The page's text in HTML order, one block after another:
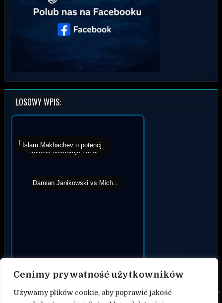
Cenimy prywatność użytkowników
Używamy plików cookie, aby poprawić jakość
LOSOWY WPIS:
Kołecki nokautuje Łazar...
Tsarukyan uderza rywala k...
Islam Makhachev o potencj...
Damian Janikowski vs Mich...